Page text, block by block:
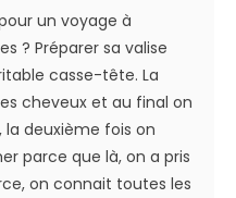
un voyage à
? Préparer sa valise
casse-tête. La
cheveux et au final on
la deuxième fois on
parce que là, on a pris
on connait toutes les